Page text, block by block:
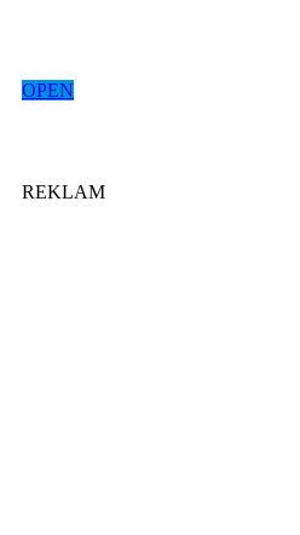
OPEN
REKLAM